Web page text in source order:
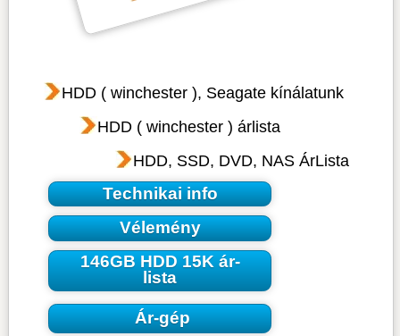
HDD ( winchester ), Seagate kínálatunk
HDD ( winchester ) árlista
HDD, SSD, DVD, NAS ÁrLista
Technikai info
Vélemény
146GB HDD 15K ár-
lista
Ár-gép